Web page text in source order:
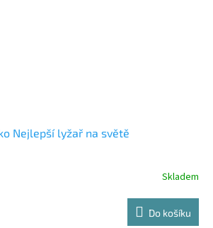
Nejlepší lyžař na světě
Skladem
Do košíku